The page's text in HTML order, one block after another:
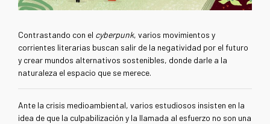
Contrastando con el cyberpunk, varios movimientos y
corrientes literarias buscan salir de la negatividad por el futuro
y crear mundos alternativos sostenibles, donde darle a la
naturaleza el espacio que se merece.
Ante la crisis medioambiental, varios estudiosos insisten en la
idea de que la culpabilización y la llamada al esfuerzo no son una